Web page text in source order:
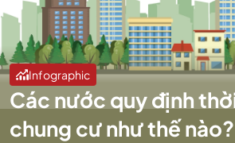
Infographic
Các nước quy định
chung cư như thế nào?